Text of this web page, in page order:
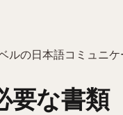
ルの日本語コミュニ
要な書類